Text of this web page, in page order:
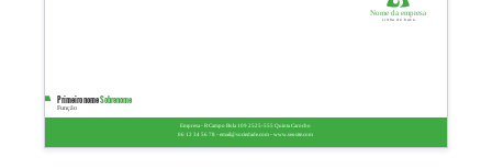
06 12 34 56 78 - email@sociedade.com - www.seusite.com
Empresa - R Campo Bola 109 2525-555 Quinta Carocho
Função
Primeiro nomeSobrenome
Nome da empresa
Linha de base